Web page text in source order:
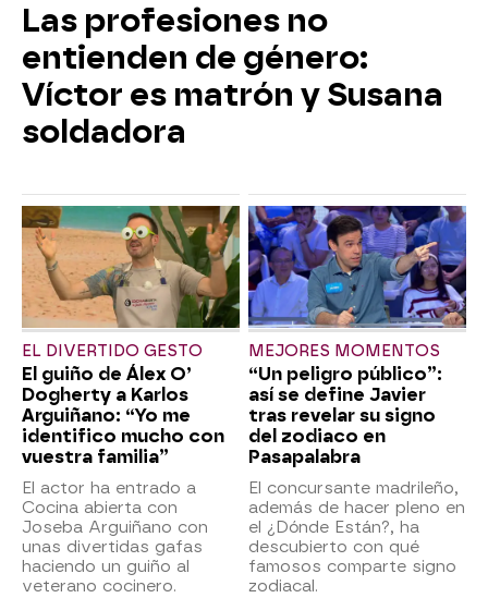
Las profesiones no
entienden de género:
Víctor es matrón y Susana
soldadora
EL DIVERTIDO GESTO
El guiño de Álex O’
Dogherty a Karlos
Arguiñano: “Yo me
identifico mucho con
vuestra familia”
El actor ha entrado a
Cocina abierta con
Joseba Arguiñano con
unas divertidas gafas
haciendo un guiño al
veterano cocinero.
MEJORES MOMENTOS
“Un peligro público”:
así se define Javier
tras revelar su signo
del zodiaco en
Pasapalabra
El concursante madrileño,
además de hacer pleno en
el ¿Dónde Están?, ha
descubierto con qué
famosos comparte signo
zodiacal.